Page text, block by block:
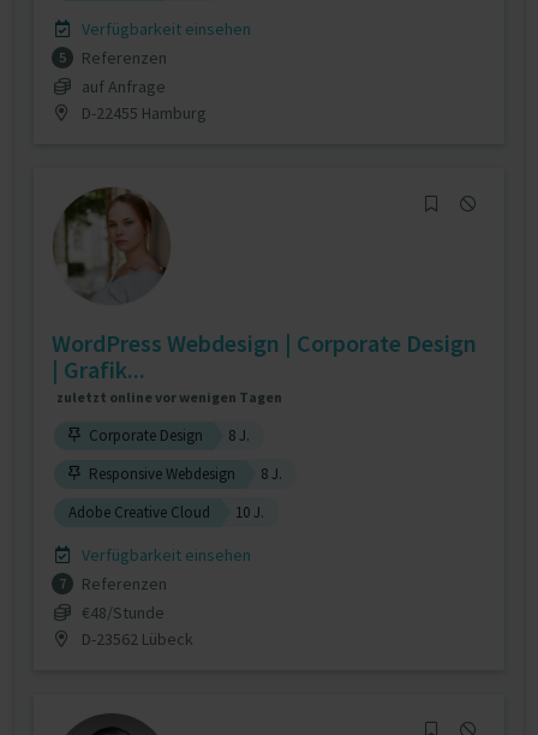
Verfügbarkeit einsehen
5
Referenzen
auf Anfrage
D-22455 Hamburg
WordPress Webdesign | Corporate Design
| Grafik...
zuletzt online vor wenigen Tagen
Corporate Design
8 J.
Responsive Webdesign
8 J.
Adobe Creative Cloud
10 J.
Verfügbarkeit einsehen
7
Referenzen
€48/Stunde
D-23562 Lübeck